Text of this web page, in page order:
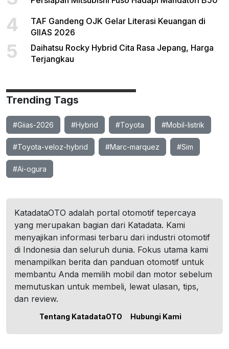
4
TAF Gandeng OJK Gelar Literasi Keuangan di
GIIAS 2026
5
Daihatsu Rocky Hybrid Cita Rasa Jepang, Harga
Terjangkau
Trending Tags
#Giias-2026 #Hybrid #Toyota #Mobil-listrik
#Toyota-veloz-hybrid #Marc-marquez #Sim
#Ai-ogura
KatadataOTO adalah portal otomotif tepercaya
yang merupakan bagian dari Katadata. Kami
menyajikan informasi terbaru dari industri otomotif
di Indonesia dan seluruh dunia. Fokus utama kami
menampilkan berita dan panduan otomotif untuk
membantu Anda memilih mobil dan motor sebelum
memutuskan untuk membeli, lewat ulasan, tips,
dan review.
Tentang KatadataOTO Hubungi Kami